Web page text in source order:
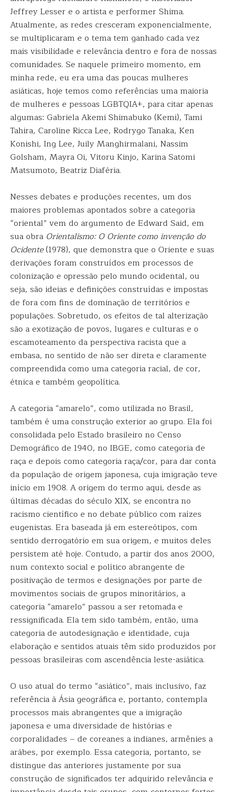
Jeffrey Lesser e o artista e performer Shima.
Atualmente, as redes cresceram exponencialmente,
se multiplicaram e o tema tem ganhado cada vez
mais visibilidade e relevância dentro e fora de nossas
comunidades. Se naquele primeiro momento, em
minha rede, eu era uma das poucas mulheres
asiáticas, hoje temos como referências uma maioria
de mulheres e pessoas LGBTQIA+, para citar apenas
algumas: Gabriela Akemi Shimabuko (Kemi), Tami
Tahira, Caroline Ricca Lee, Rodrygo Tanaka, Ken
Konishi, Ing Lee, Juily Manghirmalani, Nassim
Golsham, Mayra Oi, Vitoru Kinjo, Karina Satomi
Matsumoto, Beatriz Diaféria.
Nesses debates e produções recentes, um dos
maiores problemas apontados sobre a categoria
“oriental” vem do argumento de Edward Said, em
sua obra Orientalismo: O Oriente como invenção do
Ocidente(1978), que demonstra que o Oriente e suas
derivações foram construídos em processos de
colonização e opressão pelo mundo ocidental, ou
seja, são ideias e definições construídas e impostas
de fora com fins de dominação de territórios e
populações. Sobretudo, os efeitos de tal alterização
são a exotização de povos, lugares e culturas e o
escamoteamento da perspectiva racista que a
embasa, no sentido de não ser direta e claramente
compreendida como uma categoria racial, de cor,
étnica e também geopolítica.
A categoria “amarelo”, como utilizada no Brasil,
também é uma construção exterior ao grupo. Ela foi
consolidada pelo Estado brasileiro no Censo
Demográfico de 1940, no IBGE, como categoria de
raça e depois como categoria raça/cor, para dar conta
da população de origem japonesa, cuja imigração teve
início em 1908. A origem do termo aqui, desde as
últimas décadas do século XIX, se encontra no
racismo científico e no debate público com raízes
eugenistas. Era baseada já em estereótipos, com
sentido derrogatório em sua origem, e muitos deles
persistem até hoje. Contudo, a partir dos anos 2000,
num contexto social e político abrangente de
positivação de termos e designações por parte de
movimentos sociais de grupos minoritários, a
categoria “amarelo” passou a ser retomada e
ressignificada. Ela tem sido também, então, uma
categoria de autodesignação e identidade, cuja
elaboração e sentidos atuais têm sido produzidos por
pessoas brasileiras com ascendência leste-asiática.
O uso atual do termo “asiático”, mais inclusivo, faz
referência à Ásia geográfica e, portanto, contempla
processos mais abrangentes que a imigração
japonesa e uma diversidade de histórias e
corporalidades – de coreanes a indianes, armênies a
arábes, por exemplo. Essa categoria, portanto, se
distingue das anteriores justamente por sua
construção de significados ter adquirido relevância e